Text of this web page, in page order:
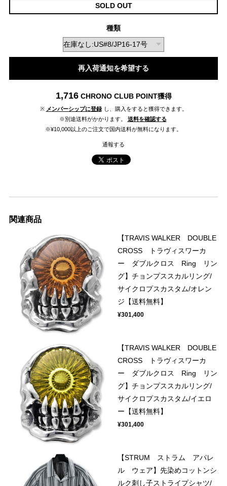
SOLD OUT
種類
再入荷通知を希望する
1,716 CHRONO CLUB POINT獲得
※ メンバーシップに登録 し、購入をすると獲得できます。
※別途送料がかかります。
送料を確認する
※¥10,000以上のご注文で国内送料が無料になります。
通報する
関連商品
【TRAVIS WALKER DOUBLE
CROSS トラヴィスワーカ
ー ダブルクロス Ring リン
グ】チョンプススカルリング/
サイクロプスカスタム/オレン
ジ【送料無料】
¥301,400
【TRAVIS WALKER DOUBLE
CROSS トラヴィスワーカ
ー ダブルクロス Ring リン
グ】チョンプススカルリング/
サイクロプスカスタム/イエロ
ー【送料無料】
¥301,400
【STRUM ストラム アパレ
ル ウェア】先染めコットンシ
ルク刺し子ストライプシャツ/